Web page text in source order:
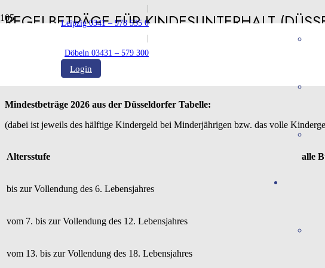
Leipzig 0341 – 978 535 0
Döbeln 03431 – 579 300
Login
REGELBETRÄGE FÜR KINDESUNTERHALT
Mindestbeträge 2026 aus der Düsseldorfer Tabelle:
(dabei ist jeweils des hälftige Kindergeld bei Minderjährigen bzw. das volle
Altersstufe alle
bis zur Vollendung des 6. Lebensjahres
vom 7. bis zur Vollendung des 12. Lebensjahres
vom 13. bis zur Vollendung des 18. Lebensjahres